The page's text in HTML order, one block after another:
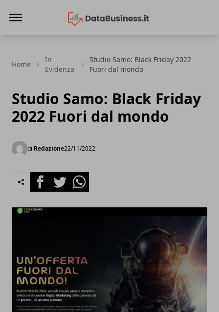
Home
In
Evidenza
Studio Samo: Black Friday 2022
Fuori dal mondo
Studio Samo: Black Friday
2022 Fuori dal mondo
di Redazione22/11/2022
FacebookTwitterWhatsapp